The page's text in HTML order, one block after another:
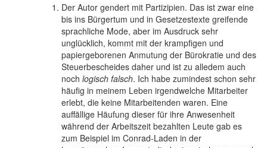
Der Autor gendert mit Partizipien. Das ist zwar eine
bis ins Bürgertum und in Gesetzestexte greifende
sprachliche Mode, aber im Ausdruck sehr
unglücklich, kommt mit der krampfigen und
papiergeborenen Anmutung der Bürokratie und des
Steuerbescheides daher und ist zu alledem auch
noch logisch falsch. Ich habe zumindest schon sehr
häufig in meinem Leben irgendwelche Mitarbeiter
erlebt, die keine Mitarbeitenden waren. Eine
auffällige Häufung dieser für ihre Anwesenheit
während der Arbeitszeit bezahlten Leute gab es
zum Beispiel im Conrad-Laden in der